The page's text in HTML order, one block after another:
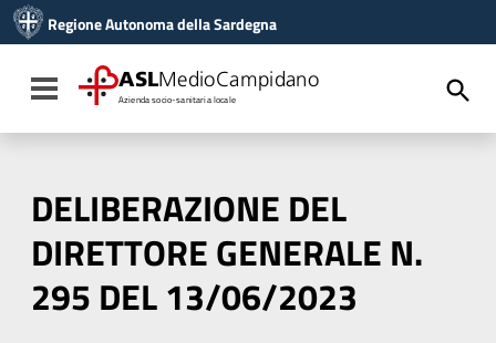
Vai al menu di navigazione
Vai al footer
Regione Autonoma della Sardegna
Toggle navigation
ASLMedioCampidano
Azienda socio-sanitaria locale
DELIBERAZIONE DEL
DIRETTORE GENERALE N.
295 DEL 13/06/2023